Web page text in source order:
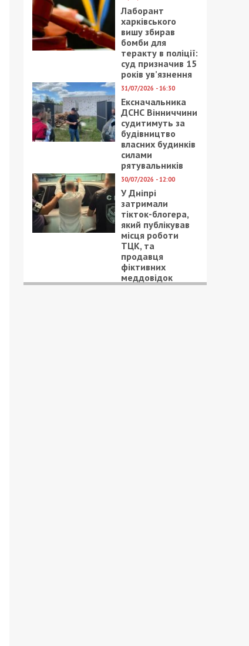
Лаборант
харківського
вишу збирав
бомби для
теракту в поліції:
суд призначив 15
років ув’язнення
31/07/2026 - 16:30
Ексначальника
ДСНС Вінниччини
судитимуть за
будівництво
власних будинків
силами
рятувальників
30/07/2026 - 12:00
У Дніпрі
затримали
тікток-блогера,
який публікував
місця роботи
ТЦК, та
продавця
фіктивних
меддовідок